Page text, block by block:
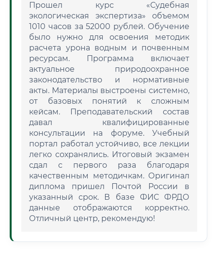
Прошел курс «Судебная
экологическая экспертиза» объемом
1010 часов за 52000 рублей. Обучение
было нужно для освоения методик
расчета урона водным и почвенным
ресурсам. Программа включает
актуальное природоохранное
законодательство и нормативные
акты. Материалы выстроены системно,
от базовых понятий к сложным
кейсам. Преподавательский состав
давал квалифицированные
консультации на форуме. Учебный
портал работал устойчиво, все лекции
легко сохранялись. Итоговый экзамен
сдал с первого раза благодаря
качественным методичкам. Оригинал
диплома пришел Почтой России в
указанный срок. В базе ФИС ФРДО
данные отображаются корректно.
Отличный центр, рекомендую!